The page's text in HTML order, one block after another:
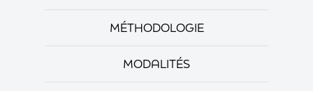
MÉTHODOLOGIE
MODALITÉS